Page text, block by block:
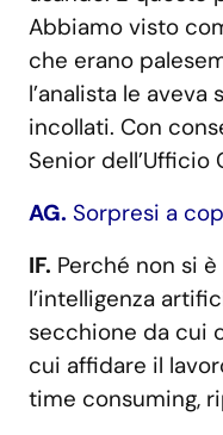
Abbiamo visto
che erano
l’analista le
incollati. Con
Senior dell’Ufficio
AG. Sorpresi a
IF. Perché non si
l’intelligenza
secchione da cui
cui affidare il
time consuming,